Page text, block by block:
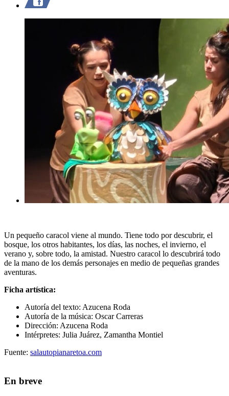
Un pequeño caracol viene al mundo. Tiene todo por descubrir, el
bosque, los otros habitantes, los días, las noches, el invierno, el
verano y, sobre todo, la amistad. Nuestro caracol lo descubrirá todo
de la mano de los demás personajes en medio de pequeñas grandes
aventuras.
Ficha artística:
Autoría del texto: Azucena Roda
Autoría de la música: Oscar Carreras
Dirección: Azucena Roda
Intérpretes: Julia Juárez, Zamantha Montiel
Fuente: salautopianaretoa.com
En breve